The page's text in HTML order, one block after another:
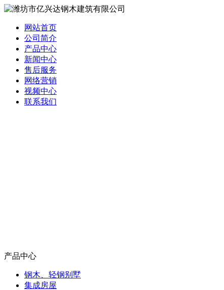
网站首页
公司简介
产品中心
新闻中心
售后服务
网络营销
视频中心
联系我们
产品中心
钢木、轻钢别墅
集成房屋